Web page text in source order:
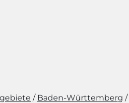
Baden-Württemberg